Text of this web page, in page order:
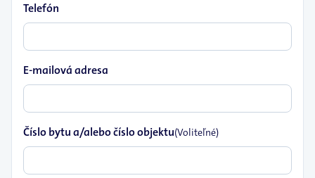
Telefón
E-mailová adresa
Číslo bytu a/alebo číslo objektu(Voliteľné)